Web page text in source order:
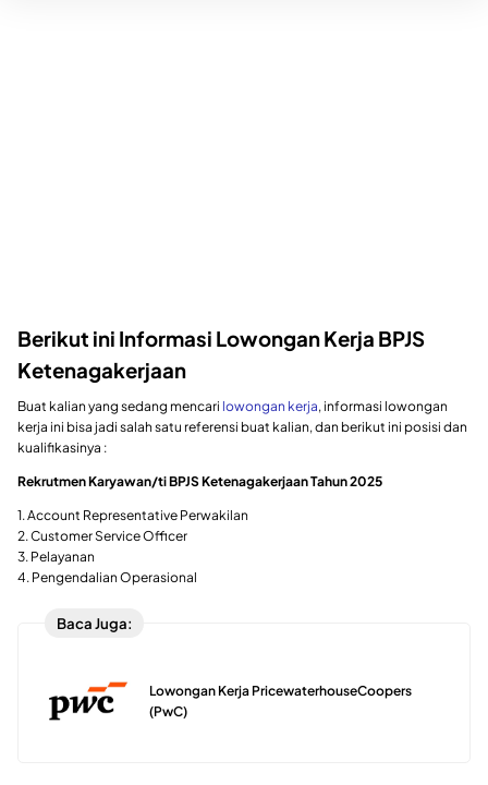
Berikut ini Informasi Lowongan Kerja BPJS
Ketenagakerjaan
Buat kalian yang sedang mencari lowongan kerja, informasi lowongan
kerja ini bisa jadi salah satu referensi buat kalian, dan berikut ini posisi dan
kualifikasinya :
Rekrutmen Karyawan/ti BPJS Ketenagakerjaan Tahun 2025
1. Account Representative Perwakilan
2. Customer Service Officer
3. Pelayanan
4. Pengendalian Operasional
Baca Juga:
Lowongan Kerja PricewaterhouseCoopers
(PwC)